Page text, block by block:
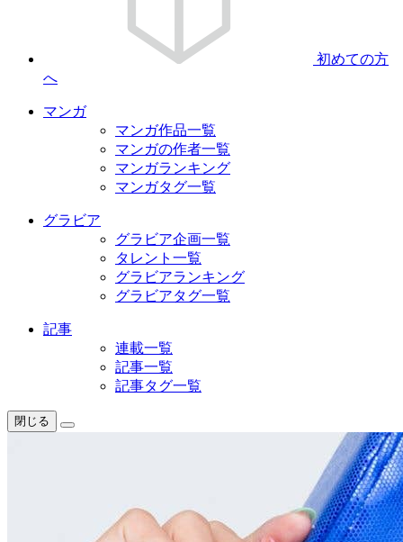
初めての方
へ
マンガ
マンガ作品一覧
マンガの作者一覧
マンガランキング
マンガタグ一覧
グラビア
グラビア企画一覧
タレント一覧
グラビアランキング
グラビアタグ一覧
記事
連載一覧
記事一覧
記事タグ一覧
閉じる